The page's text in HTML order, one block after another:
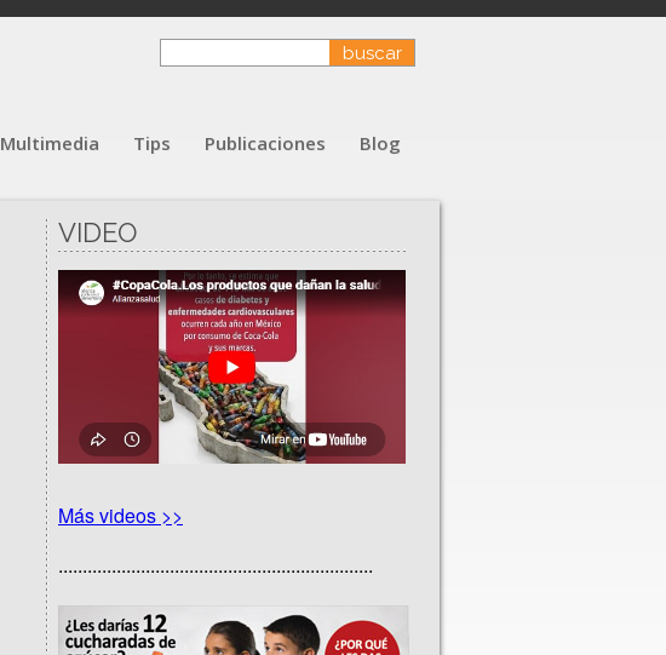
Multimedia Tips Publicaciones Blog
VIDEO
Más videos >>
.................................................................